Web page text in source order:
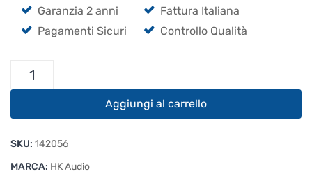
Garanzia 2 anni
Fattura Italiana
Pagamenti Sicuri
Controllo Qualità
PR:O
S
quantità
Aggiungi al carrello
SKU: 142056
MARCA: HK Audio